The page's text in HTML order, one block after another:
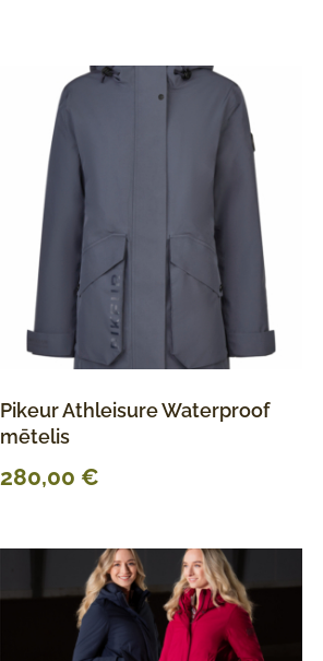
Pikeur Athleisure Waterproof
mētelis
280,00 €